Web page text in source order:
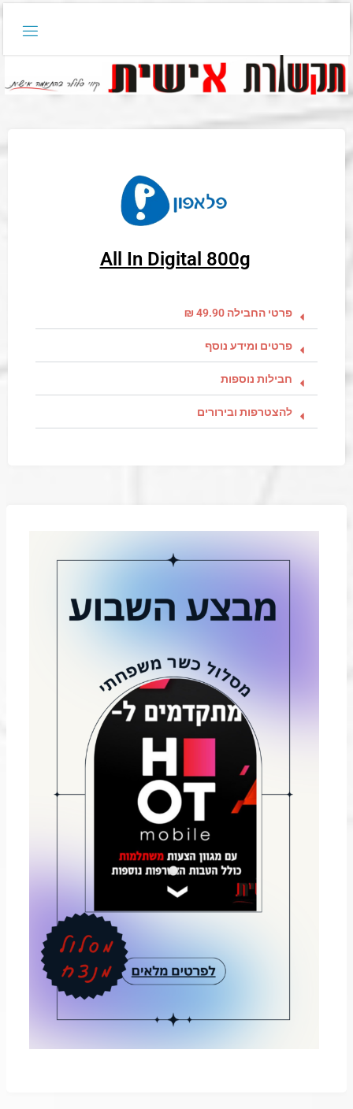
All In Digital 800g
פרטי החבילה 49.90 ₪
פרטים ומידע נוסף
חבילות נוספות
להצטרפות ובירורים